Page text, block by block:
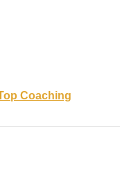
Coaching